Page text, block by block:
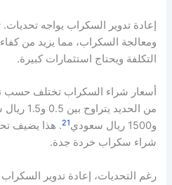
إعادة تدوير السكراب يواجه
ومعالجة السكراب، مما يزيد من
التكلفة ويحتاج استثمارات كبيرة.
أسعار شراء السكراب تختلف حسب
و1500 ريال سعودي
21. هذا يضيف
شراء سكراب خردة جدة.
رغم التحديات، إعادة تدوير